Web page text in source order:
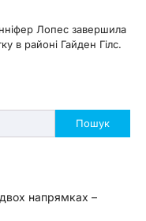
Лопес завершила
в районі Гайден Гілс.
Пошук
напрямках –